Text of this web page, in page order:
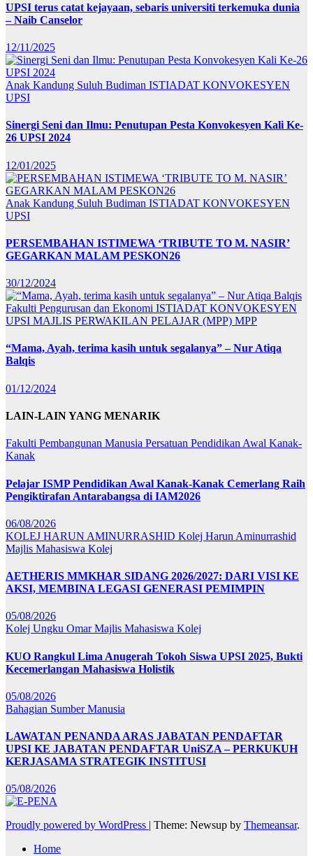
UPSI terus catat kejayaan, sebaris universiti terkemuka dunia
– Naib Canselor
12/11/2025
Anak Kandung Suluh Budiman ISTIADAT KONVOKESYEN
UPSI
Sinergi Seni dan Ilmu: Penutupan Pesta Konvokesyen Kali Ke-
26 UPSI 2024
12/01/2025
Anak Kandung Suluh Budiman ISTIADAT KONVOKESYEN
UPSI
PERSEMBAHAN ISTIMEWA ‘TRIBUTE TO M. NASIR’
GEGARKAN MALAM PESKON26
30/12/2024
Fakulti Pengurusan dan Ekonomi ISTIADAT KONVOKESYEN
UPSI MAJLIS PERWAKILAN PELAJAR (MPP) MPP
“Mama, Ayah, terima kasih untuk segalanya” – Nur Atiqa
Balqis
01/12/2024
LAIN-LAIN YANG MENARIK
Fakulti Pembangunan Manusia Persatuan Pendidikan Awal Kanak-
Kanak
Pelajar ISMP Pendidikan Awal Kanak-Kanak Cemerlang Raih
Pengiktirafan Antarabangsa di IAM2026
06/08/2026
KOLEJ HARUN AMINURRASHID Kolej Harun Aminurrashid
Majlis Mahasiswa Kolej
AETHERIS MMKHAR SIDANG 2026/2027: DARI VISI KE
AKSI, MEMBINA LEGASI GENERASI PEMIMPIN
05/08/2026
Kolej Ungku OmarMajlis Mahasiswa Kolej
KUO Rangkul Lima Anugerah Tokoh Siswa UPSI 2025, Bukti
Kecemerlangan Mahasiswa Holistik
05/08/2026
Bahagian Sumber Manusia
LAWATAN PENANDA ARAS JABATAN PENDAFTAR
UPSI KE JABATAN PENDAFTAR UniSZA – PERKUKUH
KERJASAMA STRATEGIK INSTITUSI
05/08/2026
Proudly powered by WordPress | Theme: Newsup by Themeansar.
Home